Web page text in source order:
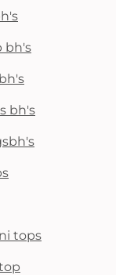
bh's
bh's
tops